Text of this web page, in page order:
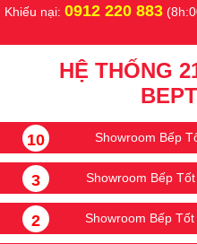
Khiếu nại: 0912 220 883
HỆ THỐNG
10 Showroom Bếp
3 Showroom Bếp
2 Showroom Bếp